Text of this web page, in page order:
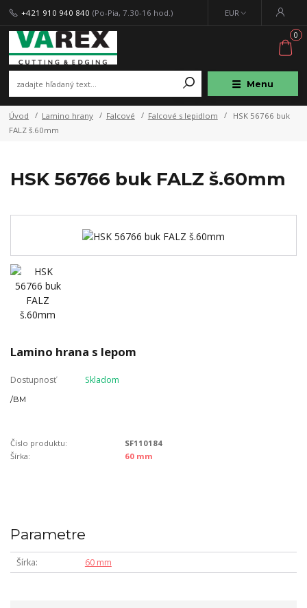
Menu
EUR
+421 910 940 840 (Po-Pia, 7.30-16 hod.)
0
Úvod Lamino hrany Falcové Falcové s lepidlom
HSK 56766 buk
FALZ š.60mm
HSK 56766 buk FALZ š.60mm
Lamino hrana s lepom
Dostupnosť Skladom
/BM
Číslo produktu:
SF110184
Šírka:
60 mm
Parametre
Šírka 60 mm